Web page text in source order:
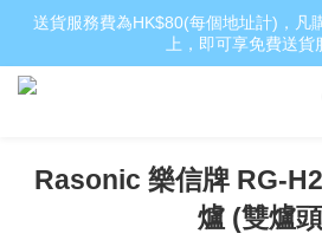
送貨服務費為HK$80(每個地址計)，凡
上，即可享免費送貨
Rasonic 樂信牌 RG-
爐 (雙爐